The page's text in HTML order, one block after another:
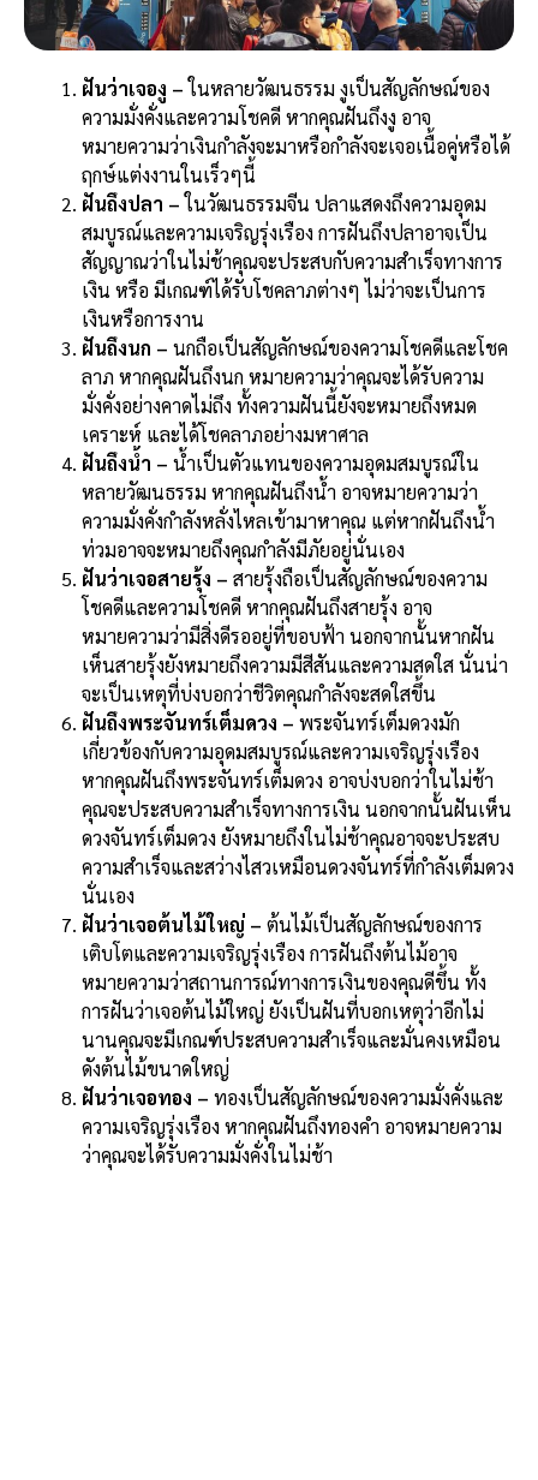
ฝันว่าเจองู –ในหลายวัฒนธรรม งูเป็นสัญลักษณ์ของ
ความมั่งคั่งและความโชคดี หากคุณฝันถึงงู อาจ
หมายความว่าเงินกำลังจะมาหรือกำลังจะเจอเนื้อคู่หรือได้
ฤกษ์แต่งงานในเร็วๆนี้
ฝันถึงปลา –ในวัฒนธรรมจีน ปลาแสดงถึงความอุดม
สมบูรณ์และความเจริญรุ่งเรือง การฝันถึงปลาอาจเป็น
สัญญาณว่าในไม่ช้าคุณจะประสบกับความสำเร็จทางการ
เงิน หรือ มีเกณฑ์ได้รับโชคลาภต่างๆ ไม่ว่าจะเป็นการ
เงินหรือการงาน
ฝันถึงนก – นกถือเป็นสัญลักษณ์ของความโชคดีและโชค
ลาภ หากคุณฝันถึงนก หมายความว่าคุณจะได้รับความ
มั่งคั่งอย่างคาดไม่ถึง ทั้งความฝันนี้ยังจะหมายถึงหมด
เคราะห์ และได้โชคลาภอย่างมหาศาล
ฝันถึงน้ำ – น้ำเป็นตัวแทนของความอุดมสมบูรณ์ใน
หลายวัฒนธรรม หากคุณฝันถึงน้ำ อาจหมายความว่า
ความมั่งคั่งกำลังหลั่งไหลเข้ามาหาคุณ แต่หากฝันถึงน้ำ
ท่วมอาจจะหมายถึงคุณกำลังมีภัยอยู่นั่นเอง
ฝันว่าเจอสายรุ้ง – สายรุ้งถือเป็นสัญลักษณ์ของความ
โชคดีและความโชคดี หากคุณฝันถึงสายรุ้ง อาจ
หมายความว่ามีสิ่งดีรออยู่ที่ขอบฟ้า นอกจากนั้นหากฝัน
เห็นสายรุ้งยังหมายถึงความมีสีสันและความสดใส นั่นน่า
จะเป็นเหตุที่บ่งบอกว่าชีวิตคุณกำลังจะสดใสขึ้น
ฝันถึงพระจันทร์เต็มดวง – พระจันทร์เต็มดวงมัก
เกี่ยวข้องกับความอุดมสมบูรณ์และความเจริญรุ่งเรือง
หากคุณฝันถึงพระจันทร์เต็มดวง อาจบ่งบอกว่าในไม่ช้า
คุณจะประสบความสำเร็จทางการเงิน นอกจากนั้นฝันเห็น
ดวงจันทร์เต็มดวง ยังหมายถึงในไม่ช้าคุณอาจจะประสบ
ความสำเร็จและสว่างไสวเหมือนดวงจันทร์ที่กำลังเต็มดวง
นั่นเอง
ฝันว่าเจอต้นไม้ใหญ่ – ต้นไม้เป็นสัญลักษณ์ของการ
เติบโตและความเจริญรุ่งเรือง การฝันถึงต้นไม้อาจ
หมายความว่าสถานการณ์ทางการเงินของคุณดีขึ้น ทั้ง
การฝันว่าเจอต้นไม้ใหญ่ ยังเป็นฝันที่บอกเหตุว่าอีกไม่
นานคุณจะมีเกณฑ์ประสบความสำเร็จและมั่นคงเหมือน
ดังต้นไม้ขนาดใหญ่
ฝันว่าเจอทอง – ทองเป็นสัญลักษณ์ของความมั่งคั่งและ
ความเจริญรุ่งเรือง หากคุณฝันถึงทองคำ อาจหมายความ
ว่าคุณจะได้รับความมั่งคั่งในไม่ช้า